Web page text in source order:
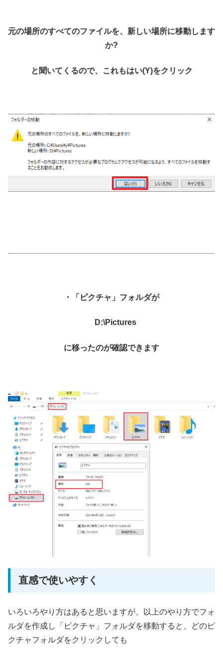
元の場所のすべてのファイルを、新しい場所に移動します
か?
と聞いてくるので、これもはい(Y)をクリック
・「ピクチャ」フォルダが
D:\Pictures
に移ったのが確認できます
直感で使いやすく
いろいろやり方はあると思いますが、以上のやり方でフォ
ルダを作成し「ピクチャ」フォルダを移動すると、どのピ
クチャフォルダをクリックしても